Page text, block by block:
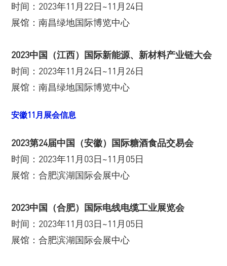
时间：2023年11月22日~11月24日
展馆：南昌绿地国际博览中心
2023中国（江西）国际新能源、新材料产业链大会
时间：2023年11月24日~11月26日
展馆：南昌绿地国际博览中心
安徽11月展会信息
2023第24届中国（安徽）国际糖酒食品交易会
时间：2023年11月03日~11月05日
展馆：合肥滨湖国际会展中心
2023中国（合肥）国际电线电缆工业展览会
时间：2023年11月03日~11月05日
展馆：合肥滨湖国际会展中心